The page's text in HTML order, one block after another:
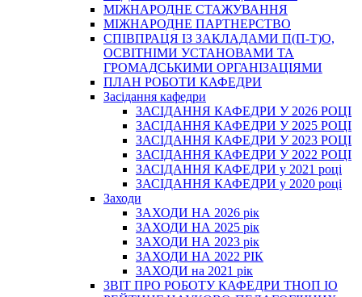
МІЖНАРОДНЕ СТАЖУВАННЯ
МІЖНАРОДНЕ ПАРТНЕРСТВО
СПІВПРАЦЯ ІЗ ЗАКЛАДАМИ П(П-Т)О,
ОСВІТНІМИ УСТАНОВАМИ ТА
ГРОМАДСЬКИМИ ОРГАНІЗАЦІЯМИ
ПЛАН РОБОТИ КАФЕДРИ
Засідання кафедри
ЗАСІДАННЯ КАФЕДРИ У 2026 РОЦІ
ЗАСІДАННЯ КАФЕДРИ У 2025 РОЦІ
ЗАСІДАННЯ КАФЕДРИ У 2023 РОЦІ
ЗАСІДАННЯ КАФЕДРИ У 2022 РОЦІ
ЗАСІДАННЯ КАФЕДРИ у 2021 році
ЗАСІДАННЯ КАФЕДРИ у 2020 році
Заходи
ЗАХОДИ НА 2026 рік
ЗАХОДИ НА 2025 рік
ЗАХОДИ НА 2023 рік
ЗАХОДИ НА 2022 РІК
ЗАХОДИ на 2021 рік
3BIT ПРО РОБОТУ КАФЕДРИ ТНОП ІО